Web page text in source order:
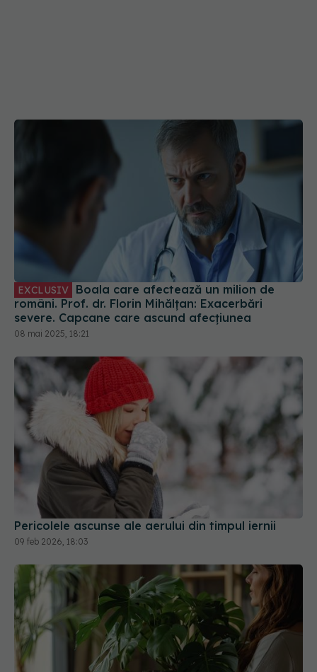
EXCLUSIV
români. Prof. dr. Florin Mihălțan: Exacerbări
severe. Capcane care ascund afecțiunea
08 mai 2025, 18:21
Pericolele ascunse ale aerului din timpul iernii
09 feb 2026, 18:03